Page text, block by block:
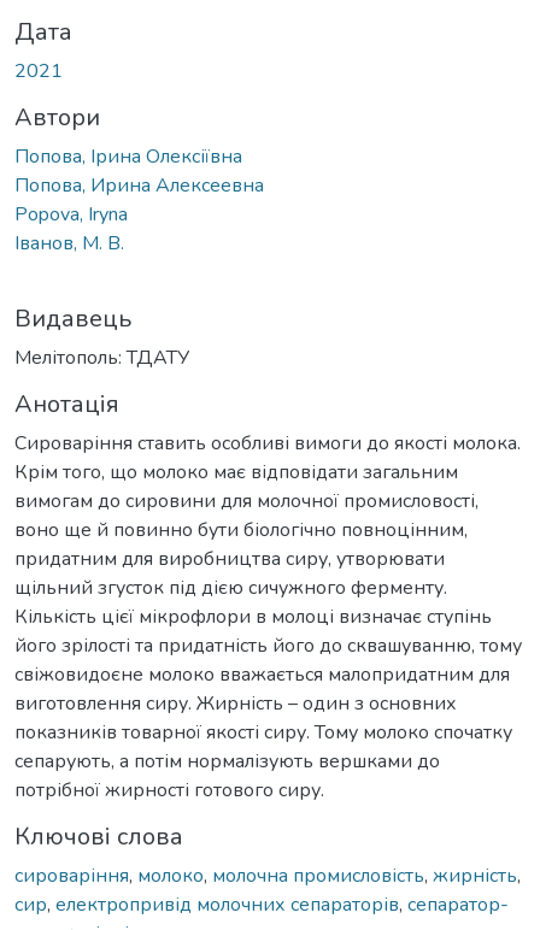
Дата
2021
Автори
Попова, Ірина Олексіївна
Попова, Ирина Алексеевна
Popova, Iryna
Іванов, М. В.
Видавець
Мелітополь: ТДАТУ
Анотація
Сироваріння ставить особливі вимоги до якості молока.
Крім того, що молоко має відповідати загальним
вимогам до сировини для молочної промисловості,
воно ще й повинно бути біологічно повноцінним,
придатним для виробництва сиру, утворювати
щільний згусток під дією сичужного ферменту.
Кількість цієї мікрофлори в молоці визначає ступінь
його зрілості та придатність його до сквашуванню, тому
свіжовидоєне молоко вважається малопридатним для
виготовлення сиру. Жирність – один з основних
показників товарної якості сиру. Тому молоко спочатку
сепарують, а потім нормалізують вершками до
потрібної жирності готового сиру.
Ключові слова
сироваріння, молоко, молочна промисловість, жирність,
сир, електропривід молочних сепараторів, сепаратор-